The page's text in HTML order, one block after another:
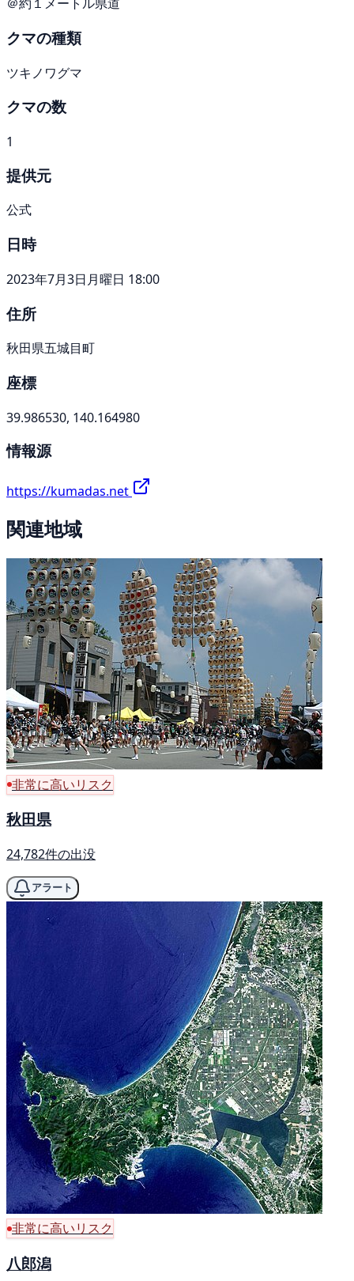
クマの種類
ツキノワグマ
クマの数
1
提供元
公式
日時
2023年7月3日月曜日 18:00
住所
秋田県五城目町
座標
39.986530, 140.164980
情報源
https://kumadas.net
関連地域
非常に高いリスク
秋田県
24,782件の出没
アラート
非常に高いリスク
八郎潟